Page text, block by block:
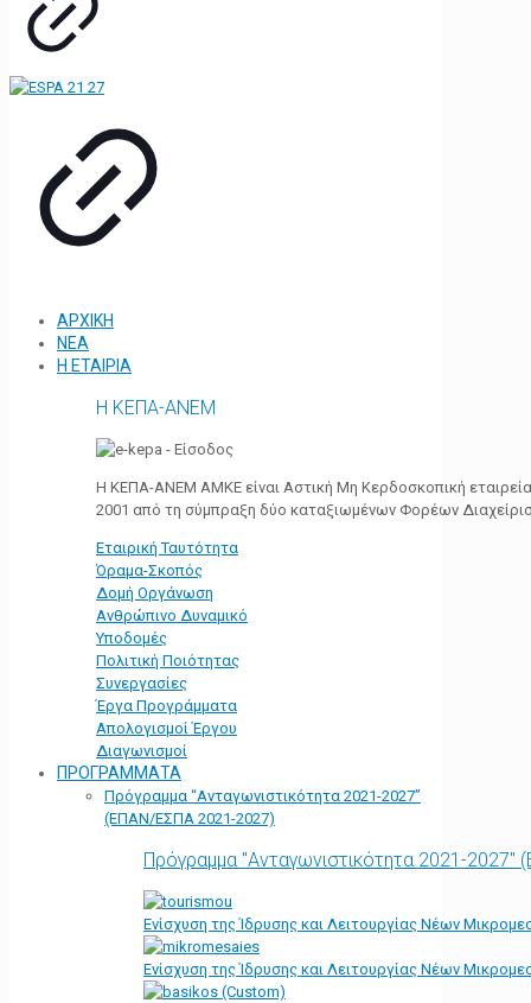
ΑΡΧΙΚΗ
ΝΕΑ
Η ΕΤΑΙΡΙΑ
Η ΚΕΠΑ-ΑΝΕΜ
Η ΚΕΠΑ-ΑΝΕΜ ΑΜΚΕ είναι Αστική Μη Κερδοσκοπική
2001 από τη σύμπραξη δύο καταξιωμένων Φορέων
Εταιρική Ταυτότητα
Όραμα-Σκοπός
Δομή Οργάνωση
Ανθρώπινο Δυναμικό
Υποδομές
Πολιτική Ποιότητας
Συνεργασίες
Έργα Προγράμματα
Απολογισμοί Έργου
Διαγωνισμοί
ΠΡΟΓΡΑΜΜΑΤΑ
Πρόγραμμα “Ανταγωνιστικότητα 2021-2027”
(ΕΠΑΝ/ΕΣΠΑ 2021-2027)
Πρόγραμμα "Ανταγωνιστικότητα 2021-
Ενίσχυση της Ίδρυσης και Λειτουργίας Νέων
Ενίσχυση της Ίδρυσης και Λειτουργίας Νέων